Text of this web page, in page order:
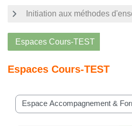
Initiation aux méthodes
Espaces Cours-TEST
Espaces Cours-TEST
Catégories de cours